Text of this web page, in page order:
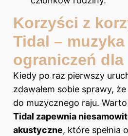
Korzyści z
Tidal – muzyka
ograniczeń dla
Kiedy po raz pierwszy
zdawałem sobie sprawy,
do muzycznego raju.
Tidal zapewnia
akustyczne, które spełnia